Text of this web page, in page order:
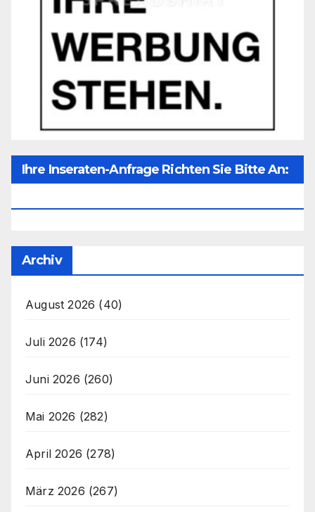
Ihre Inseraten-Anfrage Richten Sie Bitte An:
Archiv
August 2026 (40)
Juli 2026 (174)
Juni 2026 (260)
Mai 2026 (282)
April 2026 (278)
März 2026 (267)